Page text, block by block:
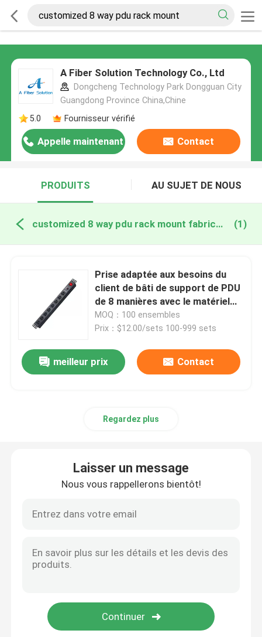
A Fiber Solution Technology Co., Ltd
Dongcheng Technology Park Dongguan City
Guangdong Province China,Chine
5.0
Fournisseur vérifié
Appelle maintenant Contact
PRODUITS AU SUJET DE NOUS
customized 8 way pdu rack mount fabrication en ligne (1)
Prise adaptée aux besoins du
client de bâti de support de PDU
de 8 manières avec le matériel
élevé de Retardancy de flamme
MOQ：100 ensembles
Prix：$12.00/sets 100-999 sets
meilleur prix Contact
Regardez plus
Laisser un message
Nous vous rappellerons bientôt!